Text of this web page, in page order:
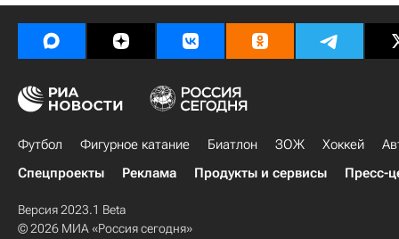
Футбол Фигурное катание Биатлон ЗОЖ Хоккей
Спецпроекты
Реклама Продукты и сервисы Пресс-
Версия 2023.1 Beta
© 2026 МИА «Россия сегодня»